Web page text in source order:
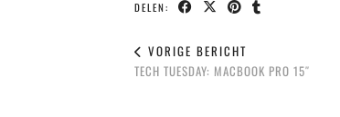
DELEN:
VORIGE BERICHT
TECH TUESDAY: MACBOOK PRO 15″